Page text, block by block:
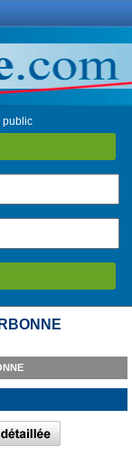
public